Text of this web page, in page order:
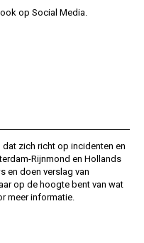
op Social Media.
zich richt op incidenten en
Rijnmond en Hollands
en doen verslag van
op de hoogte bent van wat
meer informatie.